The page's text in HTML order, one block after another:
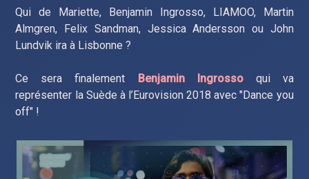
Qui de Mariette, Benjamin Ingrosso, LIAMOO, Martin
Almgren, Felix Sandman, Jessica Andersson ou John
Lundvik ira à Lisbonne ?
Ce sera finalement Benjamin Ingrossoqui va
représenter la Suède à l’Eurovision 2018 avec "Dance you
off" !